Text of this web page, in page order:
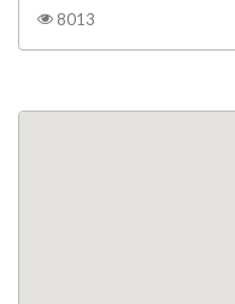
8013